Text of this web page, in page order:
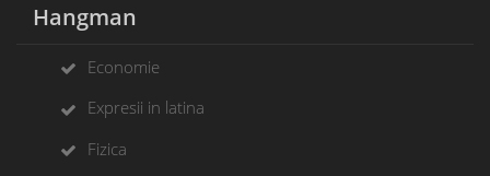
Hangman
Economie
Expresii in latina
Fizica